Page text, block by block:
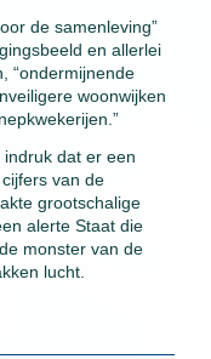
de samenleving”
en allerlei
“ondermijnende
woonwijken
dat er een
van de
grootschalige
alerte Staat die
monster van de
lucht.